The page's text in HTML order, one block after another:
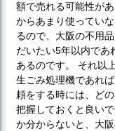
額で売れる可能性が
からあまり使ってい
るので、大阪の不用
だいたい5年以内であ
あるのです。 それ以
生ごみ処理機であれ
頼をする時には、ど
把握しておくと良い
か分からないと、大